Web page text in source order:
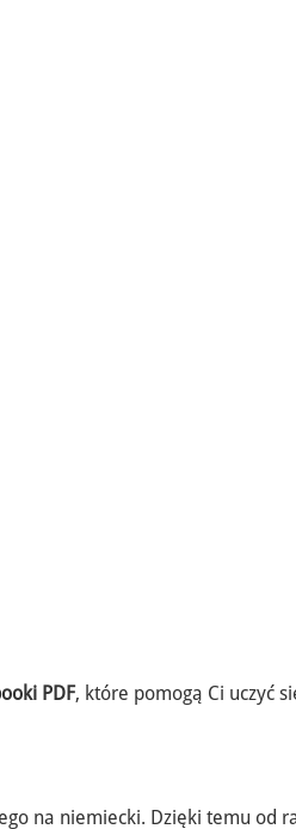
PDF, które pomogą Ci uczyć
na niemiecki. Dzięki temu od